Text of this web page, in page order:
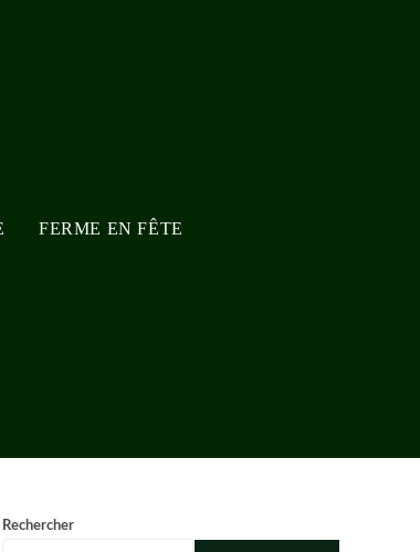
FERME EN FÊTE
Rechercher